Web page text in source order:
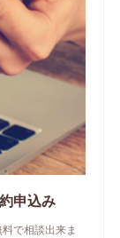
申込み
で相談出来ま